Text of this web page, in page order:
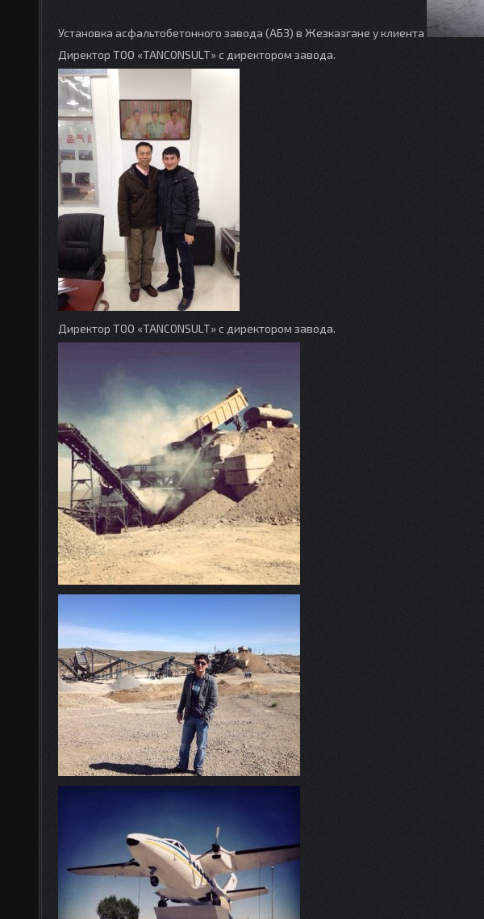
Установка асфальтобетонного завода (АБЗ) в Жезказгане у клиента
Директор ТОО «TANCONSULT» с директором завода.
Директор ТОО «TANCONSULT» с директором завода.